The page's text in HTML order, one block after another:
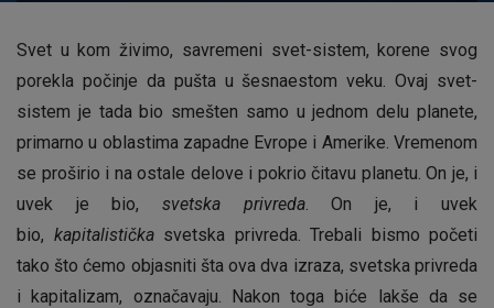
Svet u kom živimo, savremeni svet-sistem, korene svog
porekla počinje da pušta u šesnaestom veku. Ovaj svet-
sistem je tada bio smešten samo u jednom delu planete,
primarno u oblastima zapadne Evrope i Amerike. Vremenom
se proširio i na ostale delove i pokrio čitavu planetu. On je, i
uvek je bio, svetska privreda. On je, i uvek
bio, kapitalistička svetska privreda. Trebali bismo početi
tako što ćemo objasniti šta ova dva izraza, svetska privreda
i kapitalizam, označavaju. Nakon toga biće lakše da se